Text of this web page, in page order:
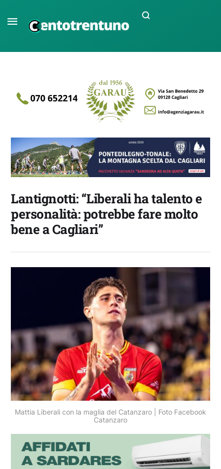
Lantignotti: “Liberali ha talento e
personalità: potrebbe fare molto
bene a Cagliari”
Mattia Liberali con la maglia del Catanzaro | Foto Facebook
Catanzaro